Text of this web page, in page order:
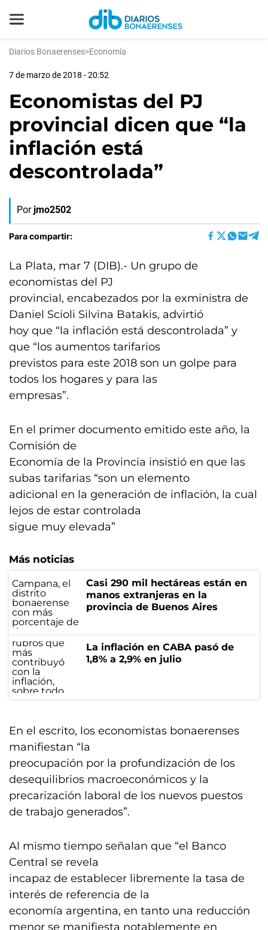
Diarios Bonaerenses>Economía
7 de marzo de 2018 - 20:52
Economistas del PJ
provincial dicen que “la
inflación está
descontrolada”
Por jmo2502
Para compartir:
La Plata, mar 7 (DIB).- Un grupo de
economistas del PJ
provincial, encabezados por la exministra de
Daniel Scioli Silvina Batakis, advirtió
hoy que “la inflación está descontrolada” y
que “los aumentos tarifarios
previstos para este 2018 son un golpe para
todos los hogares y para las
empresas”.
En el primer documento emitido este año, la
Comisión de
Economía de la Provincia insistió en que las
subas tarifarias “son un elemento
adicional en la generación de inflación, la cual
lejos de estar controlada
sigue muy elevada”
Más noticias
Casi 290 mil hectáreas están en
manos extranjeras en la
provincia de Buenos Aires
La inflación en CABA pasó de
1,8% a 2,9% en julio
En el escrito, los economistas bonaerenses
manifiestan “la
preocupación por la profundización de los
desequilibrios macroeconómicos y la
precarización laboral de los nuevos puestos
de trabajo generados”.
Al mismo tiempo señalan que “el Banco
Central se revela
incapaz de establecer libremente la tasa de
interés de referencia de la
economía argentina, en tanto una reducción
menor se manifiesta notablemente en